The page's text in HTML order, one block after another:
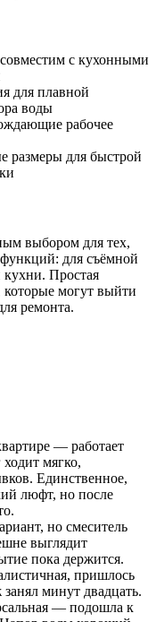
с кухонными
для плавной
воды
рабочее
размеры для быстрой
выбором для тех,
для съёмной
кухни. Простая
которые могут выйти
ремонта.
— работает
мягко,
Единственное,
люфт, но после
но смеситель
выглядит
пока держится.
пришлось
минут двадцать.
— подошла к